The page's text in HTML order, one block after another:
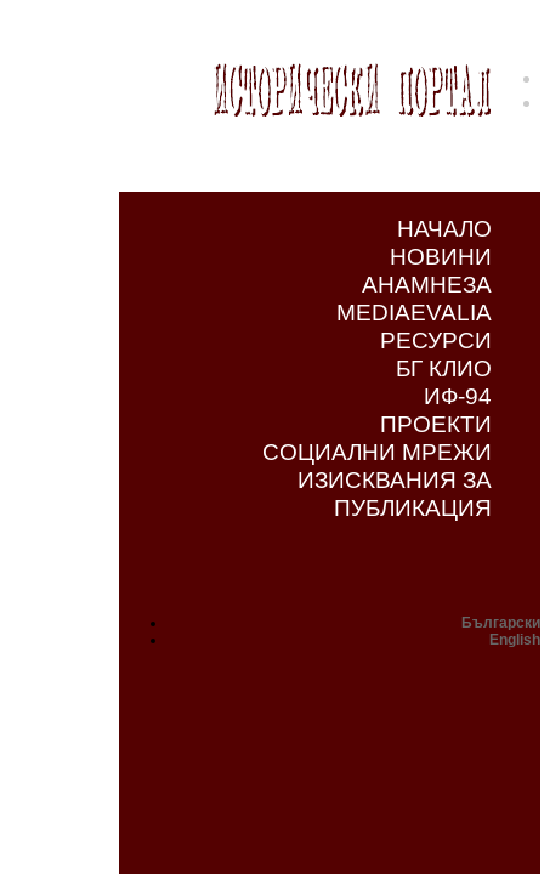
НАЧАЛО
НОВИНИ
АНАМНЕЗА
MEDIAEVALIA
РЕСУРСИ
БГ КЛИО
ИФ-94
ПРОЕКТИ
СОЦИАЛНИ МРЕЖИ
ИЗИСКВАНИЯ ЗА
ПУБЛИКАЦИЯ
Български
English